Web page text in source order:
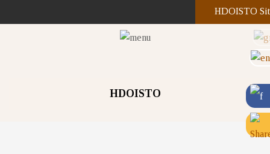
HDOISTO
HDOISTO